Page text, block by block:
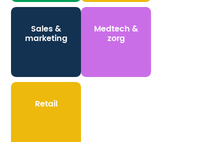
Sales &
marketing
Medtech &
zorg
Retail